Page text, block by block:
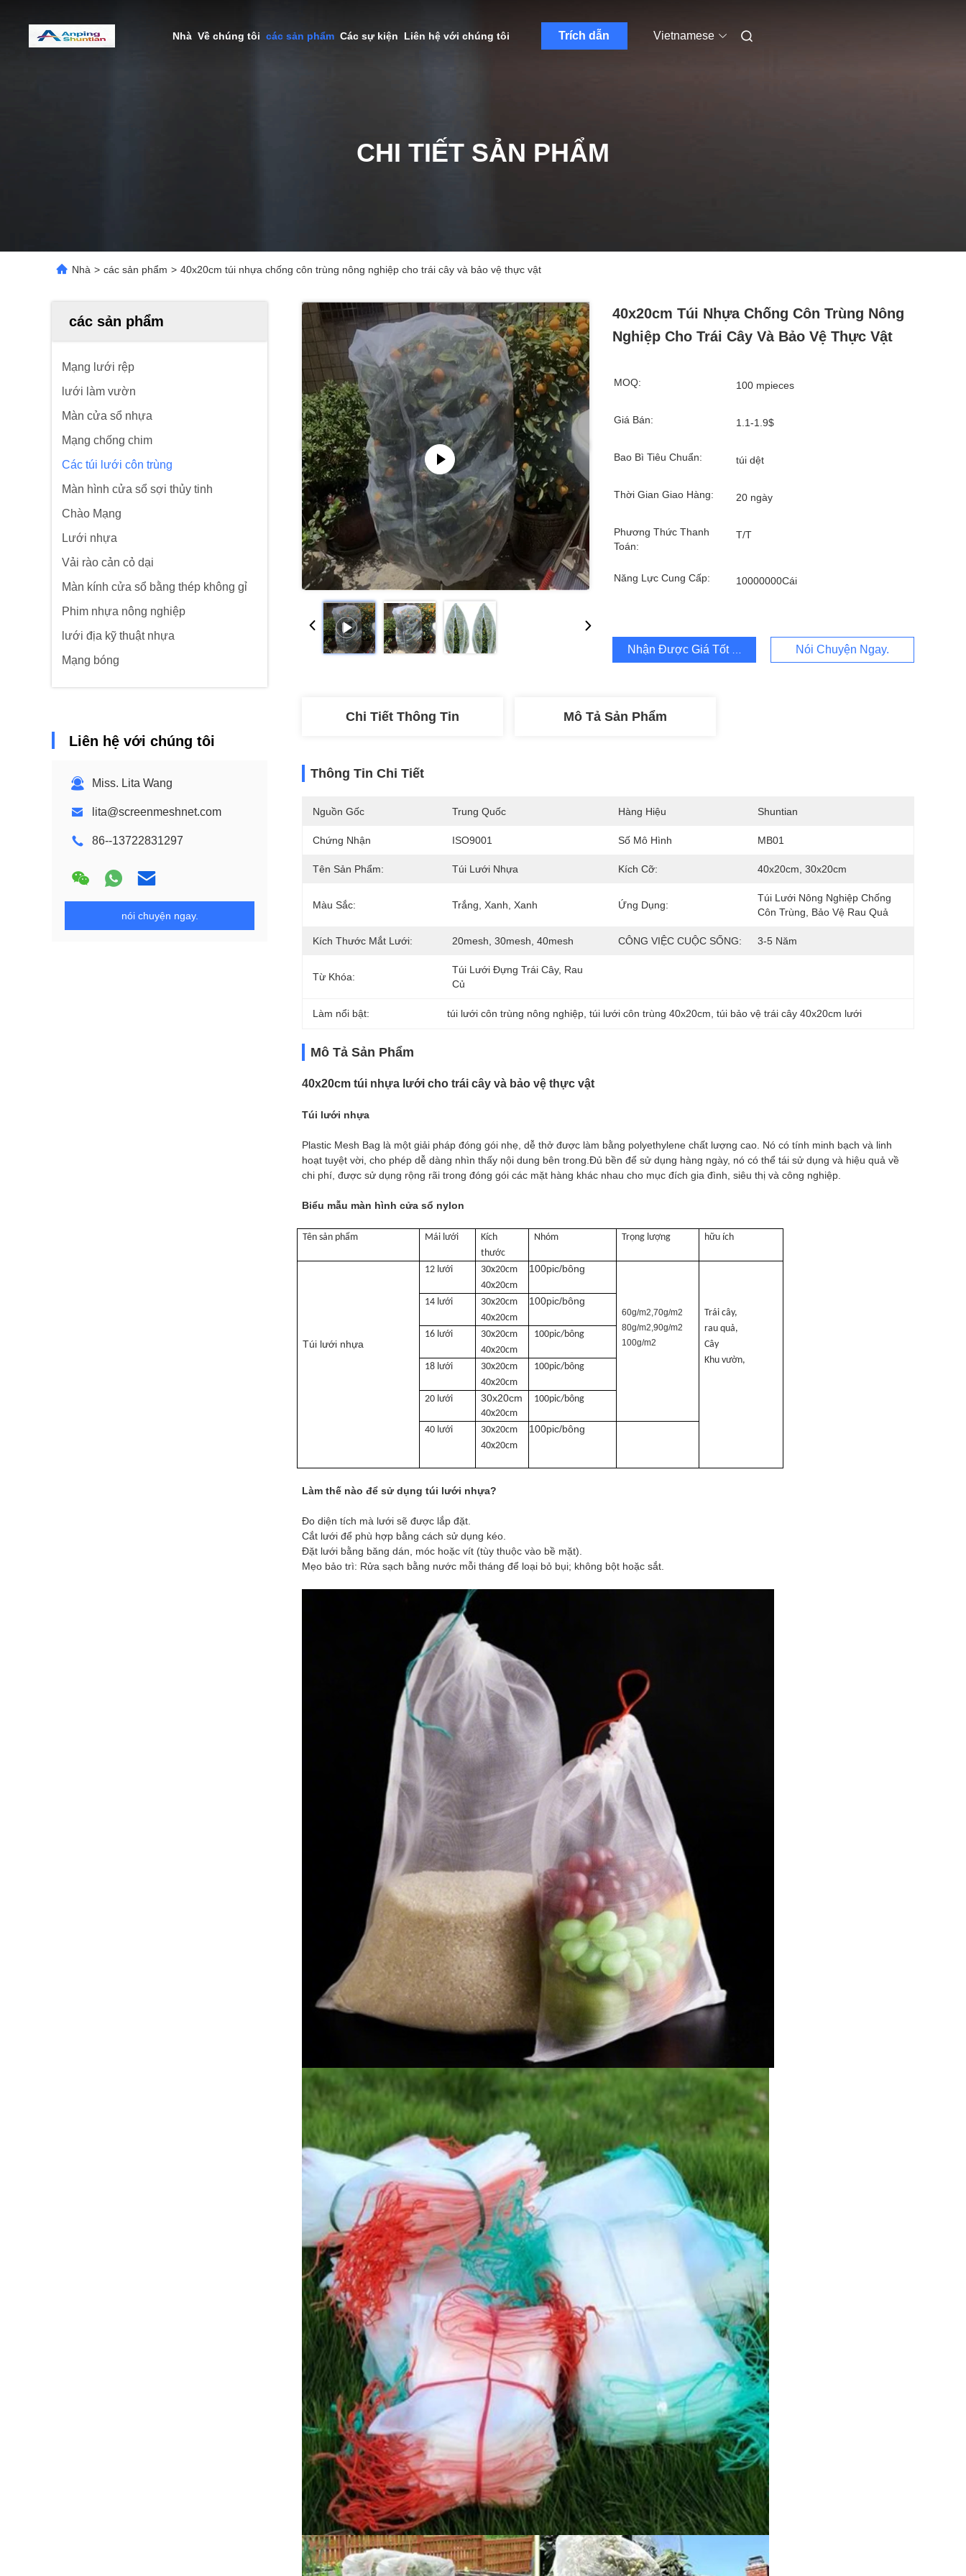
Nhà Về chúng tôi các sản phẩm Các sự kiện Liên hệ với chúng tôi Trích dẫn Vietnamese
CHI TIẾT SẢN PHẨM
Nhà > các sản phẩm > 40x20cm túi nhựa chống côn trùng nông nghiệp cho trái cây và bảo vệ thực vật
các sản phẩm
Mạng lưới rệp
lưới làm vườn
Màn cửa sổ nhựa
Mạng chống chim
Các túi lưới côn trùng
Màn hình cửa sổ sợi thủy tinh
Chào Mạng
Lưới nhựa
Vải rào cản cỏ dại
Màn kính cửa sổ bằng thép không gỉ
Phim nhựa nông nghiệp
lưới địa kỹ thuật nhựa
Mạng bóng
Liên hệ với chúng tôi
Miss. Lita Wang
lita@screenmeshnet.com
86--13722831297
nói chuyện ngay.
40x20cm Túi Nhựa Chống Côn Trùng Nông
Nghiệp Cho Trái Cây Và Bảo Vệ Thực Vật
MOQ: 100 mpieces
Giá Bán: 1.1-1.9$
Bao Bì Tiêu Chuẩn: túi dệt
Thời Gian Giao Hàng: 20 ngày
Phương Thức Thanh
Toán:
T/T
Năng Lực Cung Cấp: 10000000Cái
Nhận Được Giá Tốt Nhất Nói Chuyện Ngay.
Chi Tiết Thông Tin Mô Tả Sản Phẩm
Thông Tin Chi Tiết
Nguồn Gốc Trung Quốc Hàng Hiệu Shuntian
Chứng Nhận ISO9001 Số Mô Hình MB01
Tên Sản Phẩm: Túi Lưới Nhựa Kích Cỡ: 40x20cm, 30x20cm
Màu Sắc: Trắng, Xanh, Xanh Ứng Dụng:
Túi Lưới Nông Nghiệp Chống
Côn Trùng, Bảo Vệ Rau Quả
Kích Thước Mắt Lưới: 20mesh, 30mesh, 40mesh CÔNG VIỆC CUỘC SỐNG: 3-5 Năm
Từ Khóa:
Túi Lưới Đựng Trái Cây, Rau
Củ
Làm nổi bật: túi lưới côn trùng nông nghiệp , túi lưới côn trùng 40x20cm , túi bảo vệ trái cây 40x20cm lưới
Mô Tả Sản Phẩm
40x20cm túi nhựa lưới cho trái cây và bảo vệ thực vật
Túi lưới nhựa
Plastic Mesh Bag là một giải pháp đóng gói nhẹ, dễ thở được làm bằng polyethylene chất lượng cao. Nó có tính minh bạch và linh
hoạt tuyệt vời, cho phép dễ dàng nhìn thấy nội dung bên trong.Đủ bền để sử dụng hàng ngày, nó có thể tái sử dụng và hiệu quả về
chi phí, được sử dụng rộng rãi trong đóng gói các mặt hàng khác nhau cho mục đích gia đình, siêu thị và công nghiệp.
Biểu mẫu màn hình cửa sổ nylon
Tên sản phẩm Mái lưới
Kích
thước
Nhóm Trọng lượng hữu ích
Túi lưới nhựa
12 lưới
30x20cm
40x20cm
100pic/bông
60g/m2,70g/m2
80g/m2,90g/m2
100g/m2
Trái cây,
rau quả,
Cây
Khu vườn,
14 lưới
30x20cm
40x20cm
100pic/bông
16 lưới
30x20cm
40x20cm
100pic/bông
18 lưới
30x20cm
40x20cm
100pic/bông
20 lưới 30x20cm
40x20cm
100pic/bông
40 lưới
30x20cm
40x20cm
100pic/bông
Làm thế nào để sử dụng túi lưới nhựa?
Đo diện tích mà lưới sẽ được lắp đặt.
Cắt lưới để phù hợp bằng cách sử dụng kéo.
Đặt lưới bằng băng dán, móc hoặc vít (tùy thuộc vào bề mặt).
Mẹo bảo trì: Rửa sạch bằng nước mỗi tháng để loại bỏ bụi; không bột hoặc sắt.